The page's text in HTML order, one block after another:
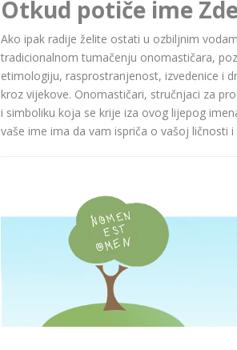
Otkud potiče ime
Ako ipak radije želite ostati u ozbiljnim
tradicionalnom tumačenju onomastičara,
etimologiju, rasprostranjenost, izvedenice i
kroz vijekove. Onomastičari, stručnjaci za
i simboliku koja se krije iza ovog lijepog
vaše ime ima da vam ispriča o vašoj ličnosti